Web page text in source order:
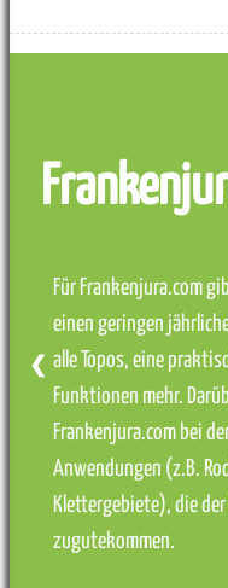
Für Frankenjura.com
einen geringen
alle Topos, eine
Funktionen mehr.
Frankenjura.com bei
Anwendungen (z.B.
Klettergebiete), die
zugutekommen.
❮